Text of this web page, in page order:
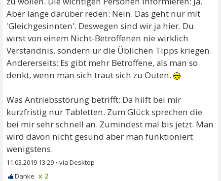
Aber lange darüber reden: Nein. Das geht nur mit
'Gleichgesinnten'. Deswegen sind wir ja hier. Du
wirst von einem Nicht-Betroffenen nie wirklich
Verständnis, sondern ur die Üblichen Tipps kriegen.
Andererseits: Es gibt mehr Betroffene, als man so
denkt, wenn man sich traut sich zu Outen.
Was Antriebsstörung betrifft: Da hilft bei mir
kurzfristig nur Tabletten. Zum Glück sprechen die
bei mir sehr schnell an. Zumindest mal bis jetzt. Man
wird davon nicht gesund aber man funktioniert
wenigstens.
11.03.2019 13:29 •
x 2